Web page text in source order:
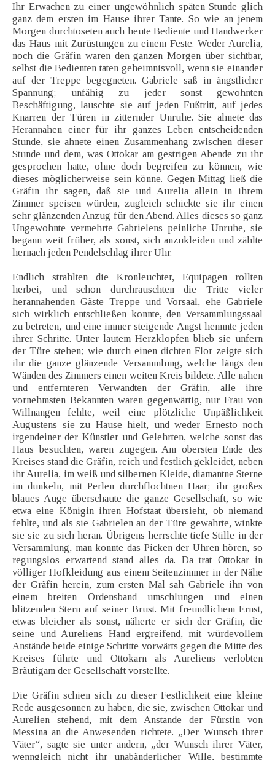
Ihr Erwachen zu einer ungewöhnlich späten Stunde glich
ganz dem ersten im Hause ihrer Tante. So wie an jenem
Morgen durchtoseten auch heute Bediente und Handwerker
das Haus mit Zurüstungen zu einem Feste. Weder Aurelia,
noch die Gräfin waren den ganzen Morgen über sichtbar,
selbst die Bedienten taten geheimnisvoll, wenn sie einander
auf der Treppe begegneten. Gabriele saß in ängstlicher
Spannung; unfähig zu jeder sonst gewohnten
Beschäftigung, lauschte sie auf jeden Fußtritt, auf jedes
Knarren der Türen in zitternder Unruhe. Sie ahnete das
Herannahen einer für ihr ganzes Leben entscheidenden
Stunde, sie ahnete einen Zusammenhang zwischen dieser
Stunde und dem, was Ottokar am gestrigen Abende zu ihr
gesprochen hatte, ohne doch begreifen zu können, wie
dieses möglicherweise sein könne. Gegen Mittag ließ die
Gräfin ihr sagen, daß sie und Aurelia allein in ihrem
Zimmer speisen würden, zugleich schickte sie ihr einen
sehr glänzenden Anzug für den Abend. Alles dieses so ganz
Ungewohnte vermehrte Gabrielens peinliche Unruhe, sie
begann weit früher, als sonst, sich anzukleiden und zählte
hernach jeden Pendelschlag ihrer Uhr.
Endlich strahlten die Kronleuchter, Equipagen rollten
herbei, und schon durchrauschten die Tritte vieler
herannahenden Gäste Treppe und Vorsaal, ehe Gabriele
sich wirklich entschließen konnte, den Versammlungssaal
zu betreten, und eine immer steigende Angst hemmte jeden
ihrer Schritte. Unter lautem Herzklopfen blieb sie unfern
der Türe stehen; wie durch einen dichten Flor zeigte sich
ihr die ganze glänzende Versammlung, welche längs den
Wänden des Zimmers einen weiten Kreis bildete. Alle nahen
und entfernteren Verwandten der Gräfin, alle ihre
vornehmsten Bekannten waren gegenwärtig, nur Frau von
Willnangen fehlte, weil eine plötzliche Unpäßlichkeit
Augustens sie zu Hause hielt, und weder Ernesto noch
irgendeiner der Künstler und Gelehrten, welche sonst das
Haus besuchten, waren zugegen. Am obersten Ende des
Kreises stand die Gräfin, reich und festlich gekleidet, neben
ihr Aurelia, im weiß und silbernen Kleide, diamantne Sterne
im dunkeln, mit Perlen durchflochtnen Haar; ihr großes
blaues Auge überschaute die ganze Gesellschaft, so wie
etwa eine Königin ihren Hofstaat übersieht, ob niemand
fehlte, und als sie Gabrielen an der Türe gewahrte, winkte
sie sie zu sich heran. Übrigens herrschte tiefe Stille in der
Versammlung, man konnte das Picken der Uhren hören, so
regungslos erwartend stand alles da. Da trat Ottokar in
völliger Hofkleidung aus einem Seitenzimmer in der Nähe
der Gräfin herein, zum ersten Mal sah Gabriele ihn von
einem breiten Ordensband umschlungen und einen
blitzenden Stern auf seiner Brust. Mit freundlichem Ernst,
etwas bleicher als sonst, näherte er sich der Gräfin, die
seine und Aureliens Hand ergreifend, mit würdevollem
Anstände beide einige Schritte vorwärts gegen die Mitte des
Kreises führte und Ottokarn als Aureliens verlobten
Bräutigam der Gesellschaft vorstellte.
Die Gräfin schien sich zu dieser Festlichkeit eine kleine
Rede ausgesonnen zu haben, die sie, zwischen Ottokar und
Aurelien stehend, mit dem Anstande der Fürstin von
Messina an die Anwesenden richtete. „Der Wunsch ihrer
Väter“, sagte sie unter andern, „der Wunsch ihrer Väter,
wenngleich nicht ihr unabänderlicher Wille, bestimmte